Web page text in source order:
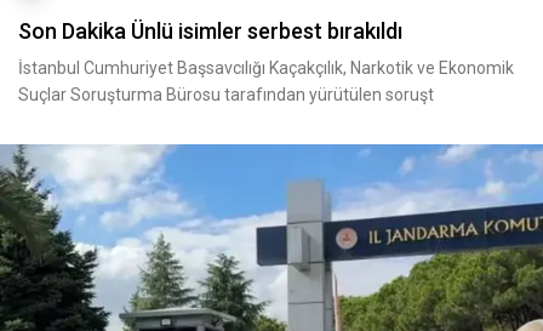
Son Dakika Ünlü isimler serbest bırakıldı
İstanbul Cumhuriyet Başsavcılığı Kaçakçılık, Narkotik ve Ekonomik
Suçlar Soruşturma Bürosu tarafından yürütülen soruşt